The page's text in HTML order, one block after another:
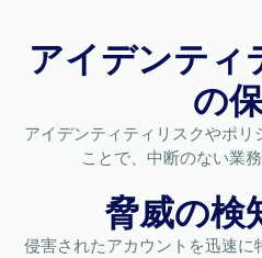
アイデンティ
の
アイデンティティリスクやポ
ことで、中断のない業
脅威の検
侵害されたアカウントを迅速に